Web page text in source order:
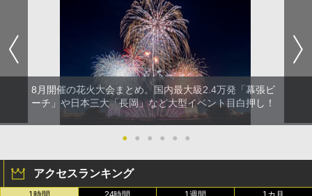
8月開催の花火大会まとめ。国内最大級2.4万発「幕張ビ
ーチ」や日本三大「長岡」など大型イベント目白押し！
● ● ● ● ● ●
アクセスランキング